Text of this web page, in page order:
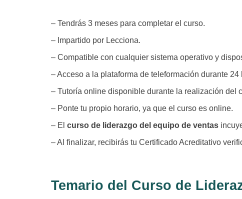
– Tendrás 3 meses para completar el curso.
– Impartido por Lecciona.
– Compatible con cualquier sistema operativo y
– Acceso a la plataforma de teleformación durante
– Tutoría online disponible durante la realización del
– Ponte tu propio horario, ya que el curso es online.
– El curso de liderazgo del equipo de ventas
– Al finalizar, recibirás tu Certificado Acreditativo
Temario del Curso de